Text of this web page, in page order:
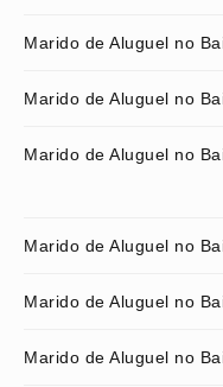
Marido de Aluguel no
Marido de Aluguel no
Marido de Aluguel no
Marido de Aluguel no
Marido de Aluguel no
Marido de Aluguel no